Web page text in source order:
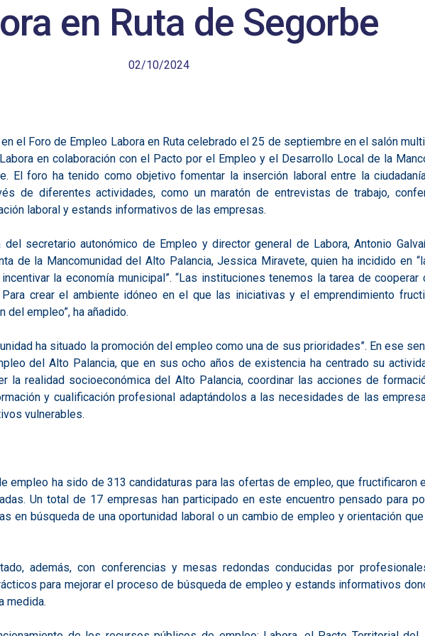
en Ruta de Segorbe
02/10/2024
el Foro de Empleo Labora en Ruta celebrado el 25 de septiembre en el salón
en colaboración con el Pacto por el Empleo y el Desarrollo Local de la
El foro ha tenido como objetivo fomentar la inserción laboral entre la
de diferentes actividades, como un maratón de entrevistas de trabajo,
laboral y estands informativos de las empresas.
secretario autonómico de Empleo y director general de Labora, Antonio
de la Mancomunidad del Alto Palancia, Jessica Miravete, quien ha incidido en
la economía municipal”. “Las instituciones tenemos la tarea de cooperar
crear el ambiente idóneo en el que las iniciativas y el emprendimiento
del empleo”, ha añadido.
ha situado la promoción del empleo como una de sus prioridades”. En ese
del Alto Palancia, que en sus ocho años de existencia ha centrado su
la realidad socioeconómica del Alto Palancia, coordinar las acciones de
y cualificación profesional adaptándolos a las necesidades de las
vulnerables.
empleo ha sido de 313 candidaturas para las ofertas de empleo, que fructificaron
Un total de 17 empresas han participado en este encuentro pensado para
en búsqueda de una oportunidad laboral o un cambio de empleo y orientación
además, con conferencias y mesas redondas conducidas por
para mejorar el proceso de búsqueda de empleo y estands informativos
medida.